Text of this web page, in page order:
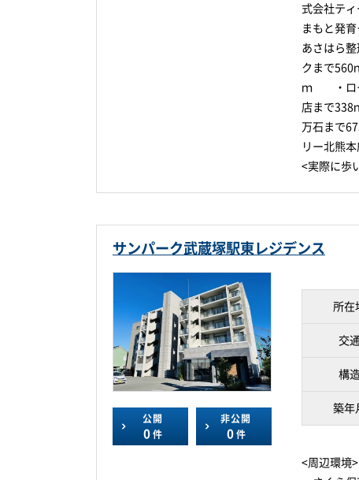
式会社テ
まもと発
あさはら
クまで
ｍ ・ロー
店まで
万石まで
リー北熊
<実際に歩
サンパーク武蔵塚駅東レジデンス
公開
0 件
非公開
0 件
所在
交通
構
築年
<周辺環境>